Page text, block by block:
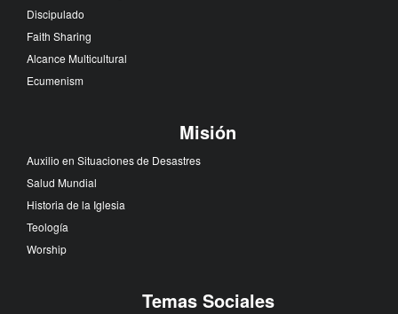
Discipulado
Faith Sharing
Alcance Multicultural
Ecumenism
Misión
Auxilio en Situaciones de Desastres
Salud Mundial
Historia de la Iglesia
Teología
Worship
Temas Sociales